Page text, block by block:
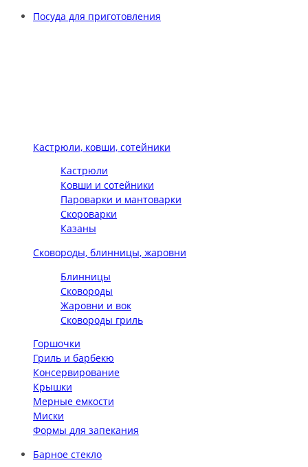
Посуда для приготовления
Кастрюли, ковши, сотейники
Кастрюли
Ковши и сотейники
Пароварки и мантоварки
Скороварки
Казаны
Сковороды, блинницы, жаровни
Блинницы
Сковороды
Жаровни и вок
Сковороды гриль
Горшочки
Гриль и барбекю
Консервирование
Крышки
Мерные емкости
Миски
Формы для запекания
Барное стекло